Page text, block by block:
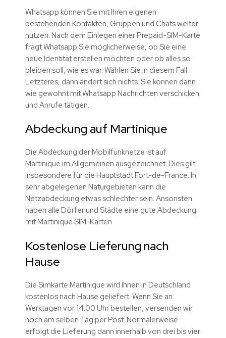
Whatsapp können Sie mit Ihren eigenen
bestehenden Kontakten, Gruppen und Chats weiter
nutzen. Nach dem Einlegen einer Prepaid-SIM-Karte
fragt Whatsapp Sie möglicherweise, ob Sie eine
neue Identität erstellen möchten oder ob alles so
bleiben soll, wie es war. Wählen Sie in diesem Fall
Letzteres, dann ändert sich nichts. Sie können dann
wie gewohnt mit Whatsapp Nachrichten verschicken
und Anrufe tätigen.
Abdeckung auf Martinique
Die Abdeckung der Mobilfunknetze ist auf
Martinique im Allgemeinen ausgezeichnet. Dies gilt
insbesondere für die Hauptstadt Fort-de-France. In
sehr abgelegenen Naturgebieten kann die
Netzabdeckung etwas schlechter sein. Ansonsten
haben alle Dörfer und Städte eine gute Abdeckung
mit Martinique SIM-Karten.
Kostenlose Lieferung nach
Hause
Die Simkarte Martinique wird Ihnen in Deutschland
kostenlos nach Hause geliefert. Wenn Sie an
Werktagen vor 14.00 Uhr bestellen, versenden wir
noch am selben Tag per Post. Normalerweise
erfolgt die Lieferung dann innerhalb von drei bis vier